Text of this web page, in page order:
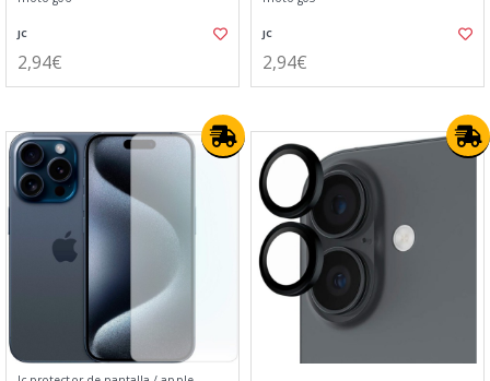
JC
2,94€
JC
2,94€